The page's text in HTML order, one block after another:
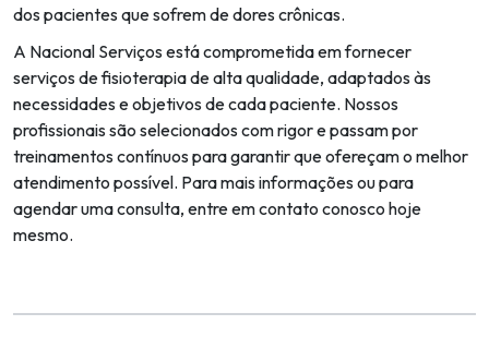
dos pacientes que sofrem de dores crônicas.
A Nacional Serviços está comprometida em fornecer
serviços de fisioterapia de alta qualidade, adaptados às
necessidades e objetivos de cada paciente. Nossos
profissionais são selecionados com rigor e passam por
treinamentos contínuos para garantir que ofereçam o melhor
atendimento possível. Para mais informações ou para
agendar uma consulta, entre em contato conosco hoje
mesmo.